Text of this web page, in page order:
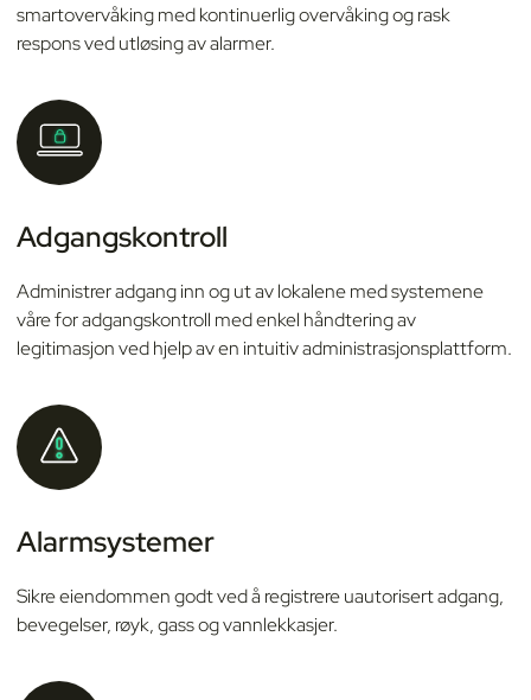
smartovervåking med kontinuerlig overvåking og rask
respons ved utløsing av alarmer.
Adgangskontroll
Administrer adgang inn og ut av lokalene med systemene
våre for adgangskontroll med enkel håndtering av
legitimasjon ved hjelp av en intuitiv administrasjonsplattform.
Alarmsystemer
Sikre eiendommen godt ved å registrere uautorisert adgang,
bevegelser, røyk, gass og vannlekkasjer.